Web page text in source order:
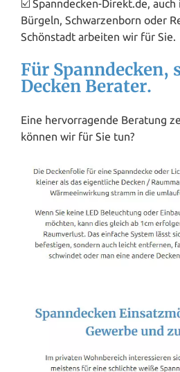
☑️ Spanndecken-Direkt.de, auch
Bürgeln, Schwarzenborn oder
Schönstadt arbeiten wir für Sie.
Für Spanndecken,
Decken Berater.
Eine hervorragende Beratung
können wir für Sie tun?